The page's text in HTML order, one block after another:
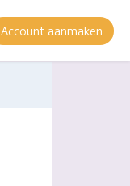
Account aanmaken